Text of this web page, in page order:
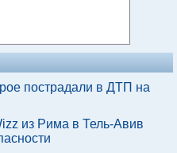
пострадали в ДТП на
из Рима в Тель-Авив